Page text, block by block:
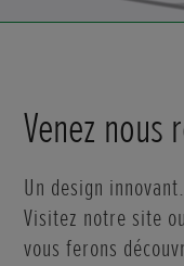
Venez nous
Un design
Visitez notre site
vous ferons